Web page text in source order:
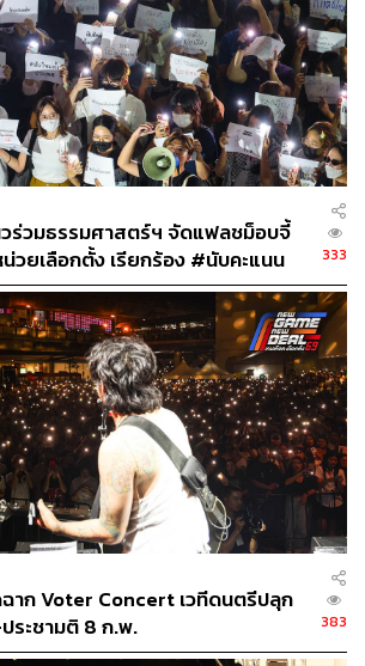
พบงานวิดีโอที่ศิลปินเข้าป่าไปพูดคุยกับ
อง ก่อนจะนำข้อความเหล่านั้นมาเปิด
หูฟัง ซึ่งเรื่องราวตรงนี้ไม่อยากให้ทุก
กเป็นเสียงจริงๆ ของคนชาติพันธุ์ที่ไม่ถูก
วร่วมธรรมศาสตร์ฯ จัดแฟลชม็อบจี้
ยเลือกตั้ง เรียกร้อง #นับคะแนน
333
าก Voter Concert เวทีดนตรีปลุก
ระชามติ 8 ก.พ.
383